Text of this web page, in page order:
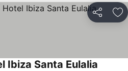
Partager
Ibiza Santa Eulalia